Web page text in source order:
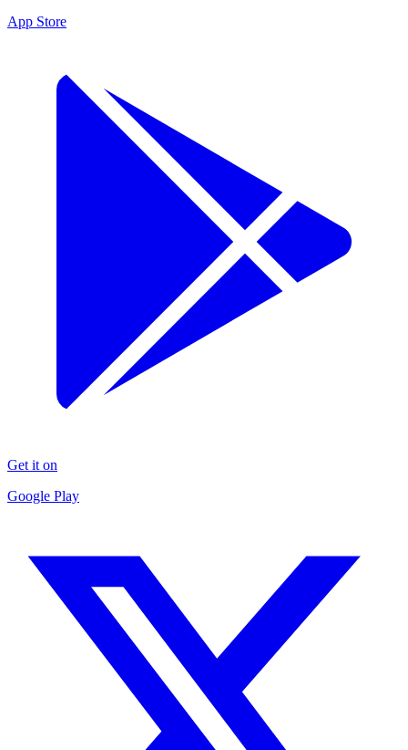
App Store
Get it on
Google Play